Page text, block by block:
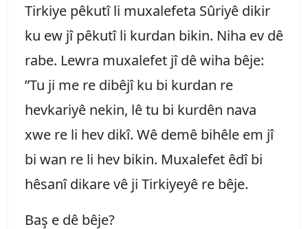
Tirkiye pêkutî li muxalefeta Sûriyê dikir
ku ew jî pêkutî li kurdan bikin. Niha ev dê
rabe. Lewra muxalefet jî dê wiha bêje:
”Tu ji me re dibêjî ku bi kurdan re
hevkariyê nekin, lê tu bi kurdên nava
xwe re li hev dikî. Wê demê bihêle em jî
bi wan re li hev bikin. Muxalefet êdî bi
hêsanî dikare vê ji Tirkiyeyê re bêje.
Baş e dê bêje?